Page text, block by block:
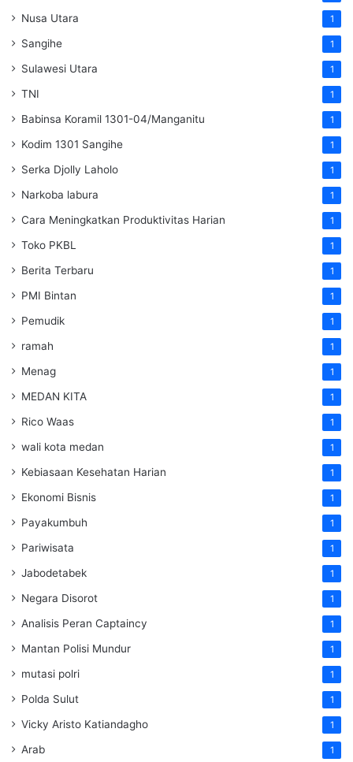
Nusa Utara 1
Sangihe 1
Sulawesi Utara 1
TNI 1
Babinsa Koramil 1301-04/Manganitu 1
Kodim 1301 Sangihe 1
Serka Djolly Laholo 1
Narkoba labura 1
Cara Meningkatkan Produktivitas Harian 1
Toko PKBL 1
Berita Terbaru 1
PMI Bintan 1
Pemudik 1
ramah 1
Menag 1
MEDAN KITA 1
Rico Waas 1
wali kota medan 1
Kebiasaan Kesehatan Harian 1
Ekonomi Bisnis 1
Payakumbuh 1
Pariwisata 1
Jabodetabek 1
Negara Disorot 1
Analisis Peran Captaincy 1
Mantan Polisi Mundur 1
mutasi polri 1
Polda Sulut 1
Vicky Aristo Katiandagho 1
Arab 1